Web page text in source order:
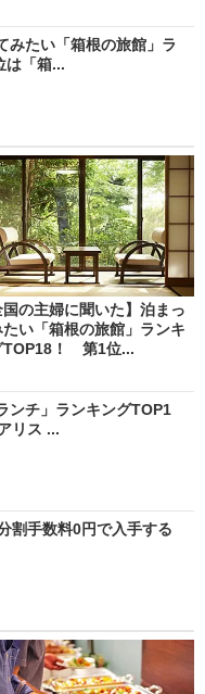
みたい「箱根の旅館」ラ
「箱...
国の主婦に聞いた】泊まっ
い「箱根の旅館」ランキ
TOP18！ 第1位...
ンチ」ランキングTOP1
リス ...
割手数料0円で入手する